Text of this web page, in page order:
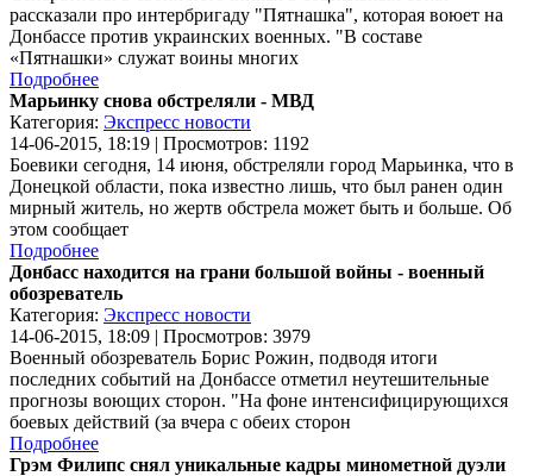
рассказали про интербригаду "Пятнашка", которая воюет на
Донбассе против украинских военных. "В составе
«Пятнашки» служат воины многих
Подробнее
Марьинку снова обстреляли - МВД
Категория: Экспресс новости
14-06-2015, 18:19 | Просмотров: 1192
Боевики сегодня, 14 июня, обстреляли город Марьинка, что в
Донецкой области, пока известно лишь, что был ранен один
мирный житель, но жертв обстрела может быть и больше. Об
этом сообщает
Подробнее
Донбасс находится на грани большой войны - военный
обозреватель
Категория: Экспресс новости
14-06-2015, 18:09 | Просмотров: 3979
Военный обозреватель Борис Рожин, подводя итоги
последних событий на Донбассе отметил неутешительные
прогнозы воющих сторон. "На фоне интенсифицирующихся
боевых действий (за вчера с обеих сторон
Подробнее
Грэм Филипс снял уникальные кадры минометной дуэли